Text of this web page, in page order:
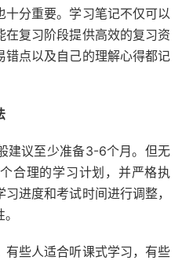
十分重要。学习笔记不仅可以
复习阶段提供高效的复习资
点以及自己的理解心得都记
建议至少准备3-6个月。但无
合理的学习计划，并严格执
进度和考试时间进行调整，
有些人适合听课式学习，有些